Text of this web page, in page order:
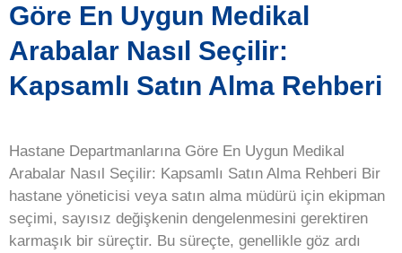
Göre En Uygun Medikal
Arabalar Nasıl Seçilir:
Kapsamlı Satın Alma Rehberi
Hastane Departmanlarına Göre En Uygun Medikal
Arabalar Nasıl Seçilir: Kapsamlı Satın Alma Rehberi Bir
hastane yöneticisi veya satın alma müdürü için ekipman
seçimi, sayısız değişkenin dengelenmesini gerektiren
karmaşık bir süreçtir. Bu süreçte, genellikle göz ardı